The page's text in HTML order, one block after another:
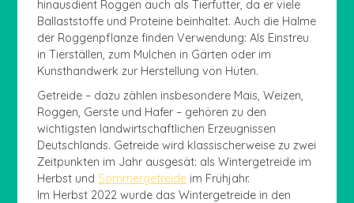
hinausdient Roggen auch als Tierfutter, da er viele
Ballaststoffe und Proteine beinhaltet. Auch die Halme
der Roggenpflanze finden Verwendung: Als Einstreu
in Tierställen, zum Mulchen in Gärten oder im
Kunsthandwerk zur Herstellung von Hüten.
Getreide – dazu zählen insbesondere Mais, Weizen,
Roggen, Gerste und Hafer – gehören zu den
wichtigsten landwirtschaftlichen Erzeugnissen
Deutschlands. Getreide wird klassischerweise zu zwei
Zeitpunkten im Jahr ausgesät: als Wintergetreide im
Herbst und Sommergetreide im Frühjahr.
Im Herbst 2022 wurde das Wintergetreide in den